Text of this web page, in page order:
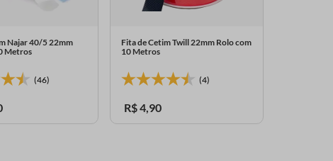
Najar 40/5 22mm
Metros
(46)
Fita de Cetim Twill 22mm Rolo com
10 Metros
(4)
R$4 90